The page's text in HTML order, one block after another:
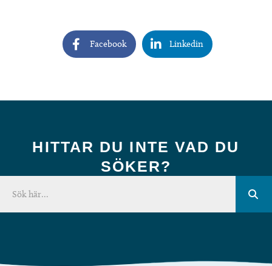
Facebook Linkedin
HITTAR DU INTE VAD DU
SÖKER?